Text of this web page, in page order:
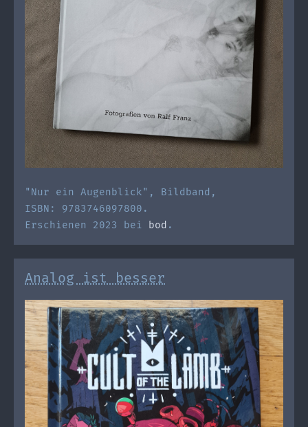
"Nur ein Augenblick", Bildband,
ISBN: 9783746097800.
Erschienen 2023 bei
bod .
Analog ist besser